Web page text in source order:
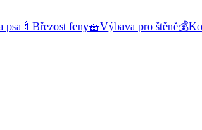
psa 🍼 Březost feny🧺Výbava pro štěně💰